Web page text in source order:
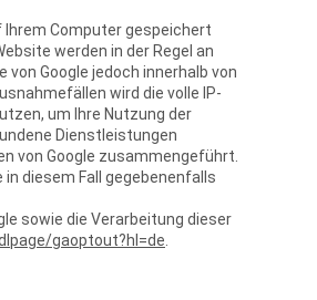
Ihrem Computer gespeichert
werden in der Regel an
von Google jedoch innerhalb von
wird die volle IP-
um Ihre Nutzung der
Dienstleistungen
von Google zusammengeführt.
diesem Fall gegebenenfalls
sowie die Verarbeitung dieser
gaoptout?hl=de